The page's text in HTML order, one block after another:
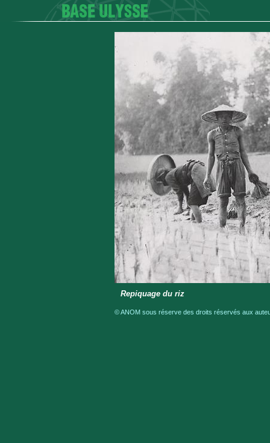
Repiquage du riz
© ANOM sous réserve des droits réservés aux